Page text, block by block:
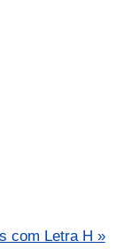
com Letra H »